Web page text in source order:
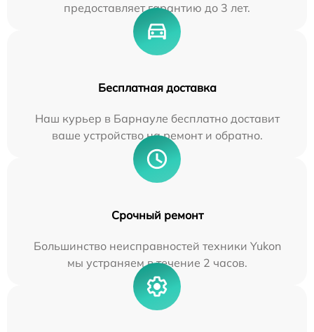
предоставляет гарантию до 3 лет.
Бесплатная доставка
Наш курьер в Барнауле бесплатно доставит
ваше устройство на ремонт и обратно.
Срочный ремонт
Большинство неисправностей техники Yukon
мы устраняем в течение 2 часов.